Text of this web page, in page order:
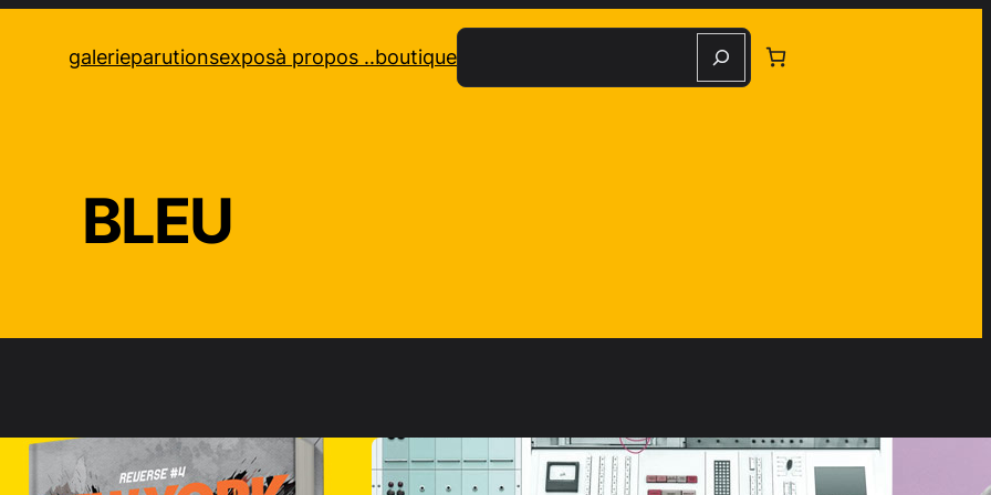
galerieparutionsexposà propos ..boutique
Recherche
BLEU